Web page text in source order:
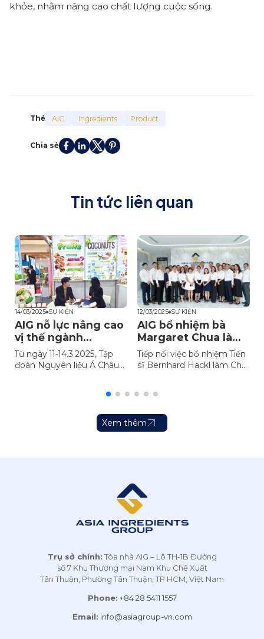
khỏe, nhằm nâng cao chất lượng cuộc sống.
Thẻ AIG Ingredients Product
Chia sẻ
Tin tức liên quan
14/03/2025 SỰ KIỆN
AIG nỗ lực nâng cao
vị thế ngành
nguyên liệu thực
phẩm Việt Nam trên
Từ ngày 11-14.3.2025, Tập
đoàn Nguyên liệu Á Châu
toàn diện cho ngành thực
phẩm và khoa học đời
12/03/2025 SỰ KIỆN
AIG bổ nhiệm bà
Margaret Chua làm
Chief Commercial
Officer
Tiếp nối việc bổ nhiệm Tiến
sĩ Bernhard Hackl làm Chủ
(AIG) vừa bổ nhiệm bà
trí Chief Commercial
Officer (CCO). Đây là nỗ lực
và giải pháp toàn diện cho
ngành thực phẩm và khoa
học đời sống tại khu vực
Châu Á cũng như trên toàn
cầu.
Xem thêm
Trụ sở chính:Tòa nhà AIG – Lô TH-1B Đường
số 7 Khu Thương mại Nam Khu Chế Xuất
Tân Thuận, Phường Tân Thuận, TP HCM, Việt Nam
Phone: +84 28 5411 1557
Email: info@asiagroup-vn.com